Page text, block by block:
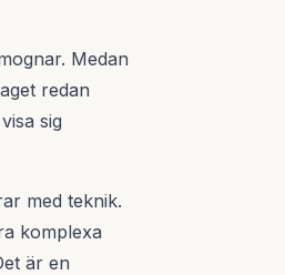
Medan
redan
sig
med teknik.
komplexa
är en